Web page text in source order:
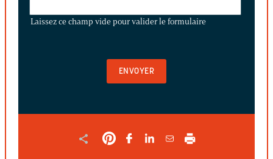
CHAMP
Laissez ce champ vide pour valider le formulaire